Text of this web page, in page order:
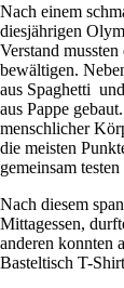
Nach einem
diesjährigen
Verstand
bewältigen.
aus Spaghetti
aus Pappe
menschlicher
die meisten
gemeinsam
Nach diesem
Mittagessen,
anderen konnten
Basteltisch T-